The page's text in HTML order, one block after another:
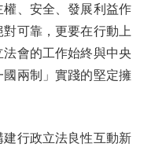
、安全、發展利益作
可靠，更要在行動上
會的工作始終與中央
兩制」實踐的堅定擁
行政立法良性互動新